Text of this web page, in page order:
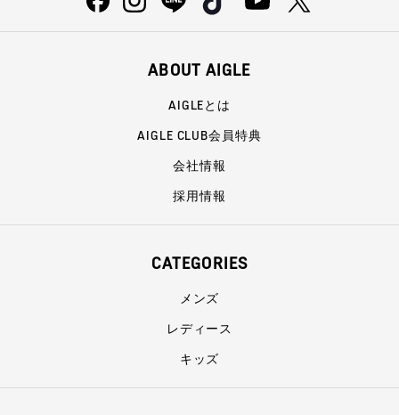
ABOUT AIGLE
AIGLEとは
AIGLE CLUB会員特典
会社情報
採用情報
CATEGORIES
メンズ
レディース
キッズ